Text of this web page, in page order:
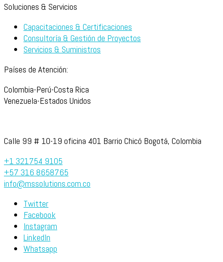
Soluciones & Servicios
Capacitaciones & Certificaciones
Consultoría & Gestión de Proyectos
Servicios & Suministros
Países de Atención:
Colombia-Perú-Costa Rica
Venezuela-Estados Unidos
Calle 99 # 10-19 oficina 401 Barrio Chicó Bogotá, Colombia
+1 321754 9105
+57 316 8658765
info@mssolutions.com.co
Twitter
Facebook
Instagram
LinkedIn
Whatsapp